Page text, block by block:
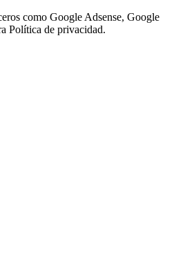
como Google Adsense, Google
Política de privacidad.